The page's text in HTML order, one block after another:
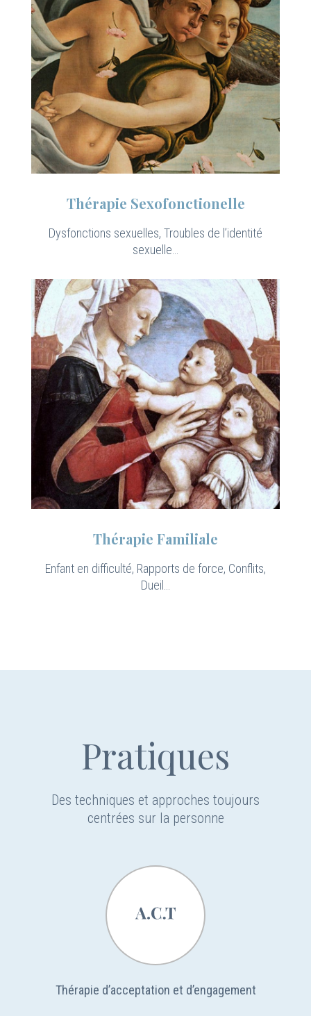
Thérapie Sexofonctionelle
Dysfonctions sexuelles, Troubles de l’identité
sexuelle…
Thérapie Familiale
Enfant en difficulté, Rapports de force, Conflits,
Dueil…
Pratiques
Des techniques et approches toujours
centrées sur la personne
Thérapie d’acceptation et d’engagement